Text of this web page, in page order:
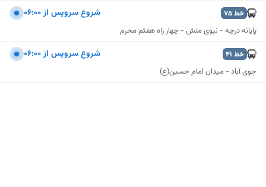
خط75 شروع سرویس از ۰۶:۰۰
پایانه درچه - نبوی منش - چهار راه هفتم محرم
خط 41 شروع سرویس از ۰۶:۰۰
جوی آباد - میدان امام حسین(ع)